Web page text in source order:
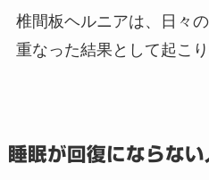
椎間板ヘルニアは、日々
重なった結果として起こり
睡眠が回復にならな